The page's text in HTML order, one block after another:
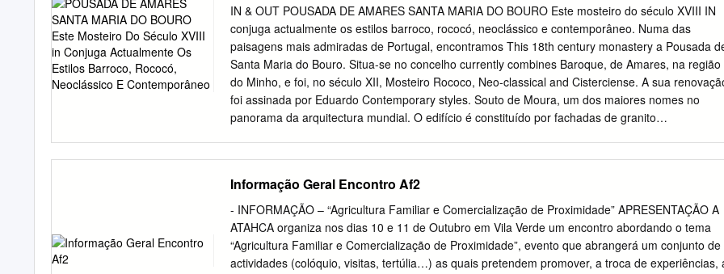
usp.dourosul@arsnorte.min-saude.ptSão João da Pesqueira 5100-178 Lamego Sernancelhe
Tabuaço Tarouca Mondim de Basto Fafe ACES Terras de Basto/ Guimarães Cabeceiras Basto
Rua Francisco Fernandes Guimarães - Urgezes - Maria Fátima Magalhães Dourado 253515124
usp.altoave@arsnorte.min-saude.pt/ Vizela 4810-503 Guimarães Guimarães Vizela Praceta do
Vilar - s/nº São Victor ACES Braga Braga João Manuel Barros Figueiredo da Cruz 4710 - 453
Braga 253208260usp.braga@arsnorte.min-saude.ptAmares Póvoa Lanhoso Rua Dr. Domingos
Oliveira Lopes ACES Gerês/Cabreira José Manuel Carvalho Araújo 253310863
do Pavilhão - Delães ACES Vila Nova de Famalicão V.
IN & OUT POUSADA DE AMARES SANTA MARIA DO BOURO Este mosteiro do século XVIII IN
conjuga actualmente os estilos barroco, rococó, neoclássico e contemporâneo. Numa das
paisagens mais admiradas de Portugal, encontramos This 18th century monastery a Pousada
Santa Maria do Bouro. Situa-se no concelho currently combines Baroque, de Amares, na região
do Minho, e foi, no século XII, Mosteiro Rococo, Neo-classical and Cisterciense. A sua
foi assinada por Eduardo Contemporary styles. Souto de Moura, um dos maiores nomes no
panorama da arquitectura mundial. O edifício é constituído por fachadas de granito
uma Igreja Primitiva e uma Sacristia forrada a azulejos do século XVIII. Das janelas, avistam-se
os encantadores jardins que fazem lembrar tempos idos. In one of Portugal’s most admired
landscapes we will find the Pousada de Santa Maria do Bouro. Located in the council of Amares,
in the Minho region, it was a Cistercian Monastery in the 12th century. The remodeling project
was undertaken by Eduardo Souto de Moura, one of the most relevant names in world
Informação Geral Encontro Af2
- INFORMAÇÃO – “Agricultura Familiar e Comercialização de Proximidade” APRESENTAÇÃO A
ATAHCA organiza nos dias 10 e 11 de Outubro em Vila Verde um encontro abordando o tema
“Agricultura Familiar e Comercialização de Proximidade”, evento que abrangerá um conjunto de
actividades (colóquio, visitas, tertúlia…) as quais pretendem promover, a troca de experiências,